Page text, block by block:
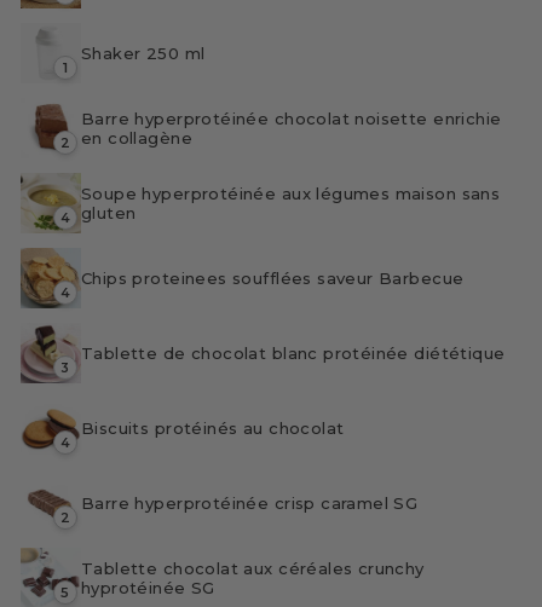
1
Shaker 250 ml
2
Barre hyperprotéinée chocolat noisette enrichie
en collagène
4
Soupe hyperprotéinée aux légumes maison sans
gluten
4
Chips proteinees soufflées saveur Barbecue
3
Tablette de chocolat blanc protéinée diététique
4
Biscuits protéinés au chocolat
2
Barre hyperprotéinée crisp caramel SG
5
Tablette chocolat aux céréales crunchy
hyprotéinée SG